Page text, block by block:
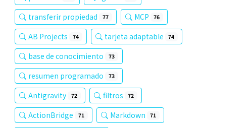
transferir propiedad 77 MCP 76
AB Projects 74 tarjeta adaptable 74
base de conocimiento 73
resumen programado 73
Antigravity 72 filtros 72
ActionBridge 71 Markdown 71